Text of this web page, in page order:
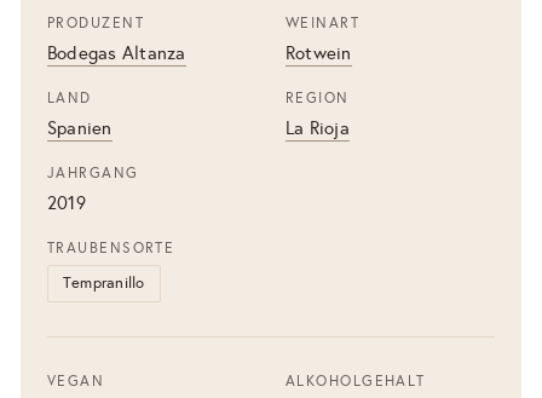
PRODUZENT
Bodegas Altanza
WEINART
Rotwein
LAND
Spanien
REGION
La Rioja
JAHRGANG
2019
TRAUBENSORTE
Tempranillo
VEGAN ALKOHOLGEHALT